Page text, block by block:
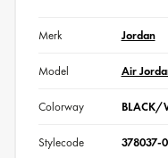
Merk Jordan
Model Air
Colorway BLACK/
Stylecode 378037-